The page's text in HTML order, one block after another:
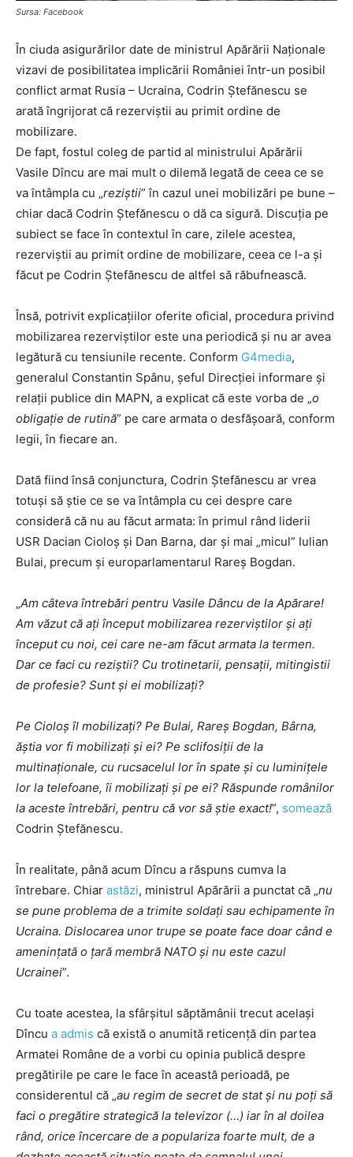
Sursa: Facebook
În ciuda asigurărilor date de ministrul Apărării Naționale
vizavi de posibilitatea implicării României într-un posibil
conflict armat Rusia – Ucraina, Codrin Ștefănescu se
arată îngrijorat că rezerviștii au primit ordine de
mobilizare.
De fapt, fostul coleg de partid al ministrului Apărării
Vasile Dîncu are mai mult o dilemă legată de ceea ce se
va întâmpla cu „reziștii” în cazul unei mobilizări pe bune –
chiar dacă Codrin Ștefănescu o dă ca sigură. Discuția pe
subiect se face în contextul în care, zilele acestea,
rezerviștii au primit ordine de mobilizare, ceea ce l-a și
făcut pe Codrin Ștefănescu de altfel să răbufnească.
Însă, potrivit explicațiilor oferite oficial, procedura privind
mobilizarea rezerviștilor este una periodică și nu ar avea
legătură cu tensiunile recente. Conform G4media,
generalul Constantin Spânu, șeful Direcţiei informare şi
relaţii publice din MAPN, a explicat că este vorba de „o
obligație de rutină” pe care armata o desfășoară, conform
legii, în fiecare an.
Dată fiind însă conjunctura, Codrin Ștefănescu ar vrea
totuși să știe ce se va întâmpla cu cei despre care
consideră că nu au făcut armata: în primul rând liderii
USR Dacian Cioloș și Dan Barna, dar și mai „micul” Iulian
Bulai, precum și europarlamentarul Rareș Bogdan.
„Am câteva întrebări pentru Vasile Dâncu de la Apărare!
Am văzut că ați început mobilizarea rezerviștilor și ați
început cu noi, cei care ne-am făcut armata la termen.
Dar ce faci cu reziștii? Cu trotinetarii, pensații, mitingistii
de profesie? Sunt și ei mobilizați?
Pe Cioloș îl mobilizați? Pe Bulai, Rareș Bogdan, Bârna,
ăștia vor fi mobilizați și ei? Pe sclifosiții de la
multinaționale, cu rucsacelul lor în spate și cu luminițele
lor la telefoane, îi mobilizați și pe ei? Răspunde românilor
la aceste întrebări, pentru că vor să știe exact!”, somează
Codrin Ștefănescu.
În realitate, până acum Dîncu a răspuns cumva la
întrebare. Chiar astăzi, ministrul Apărării a punctat că „nu
se pune problema de a trimite soldați sau echipamente în
Ucraina. Dislocarea unor trupe se poate face doar când e
amenințată o țară membră NATO și nu este cazul
Ucrainei”.
Cu toate acestea, la sfârșitul săptămânii trecut același
Dîncu a admis că există o anumită reticență din partea
Armatei Române de a vorbi cu opinia publică despre
pregătirile pe care le face în această perioadă, pe
considerentul că „au regim de secret de stat şi nu poţi să
faci o pregătire strategică la televizor (…) iar în al doilea
rând, orice încercare de a populariza foarte mult, de a